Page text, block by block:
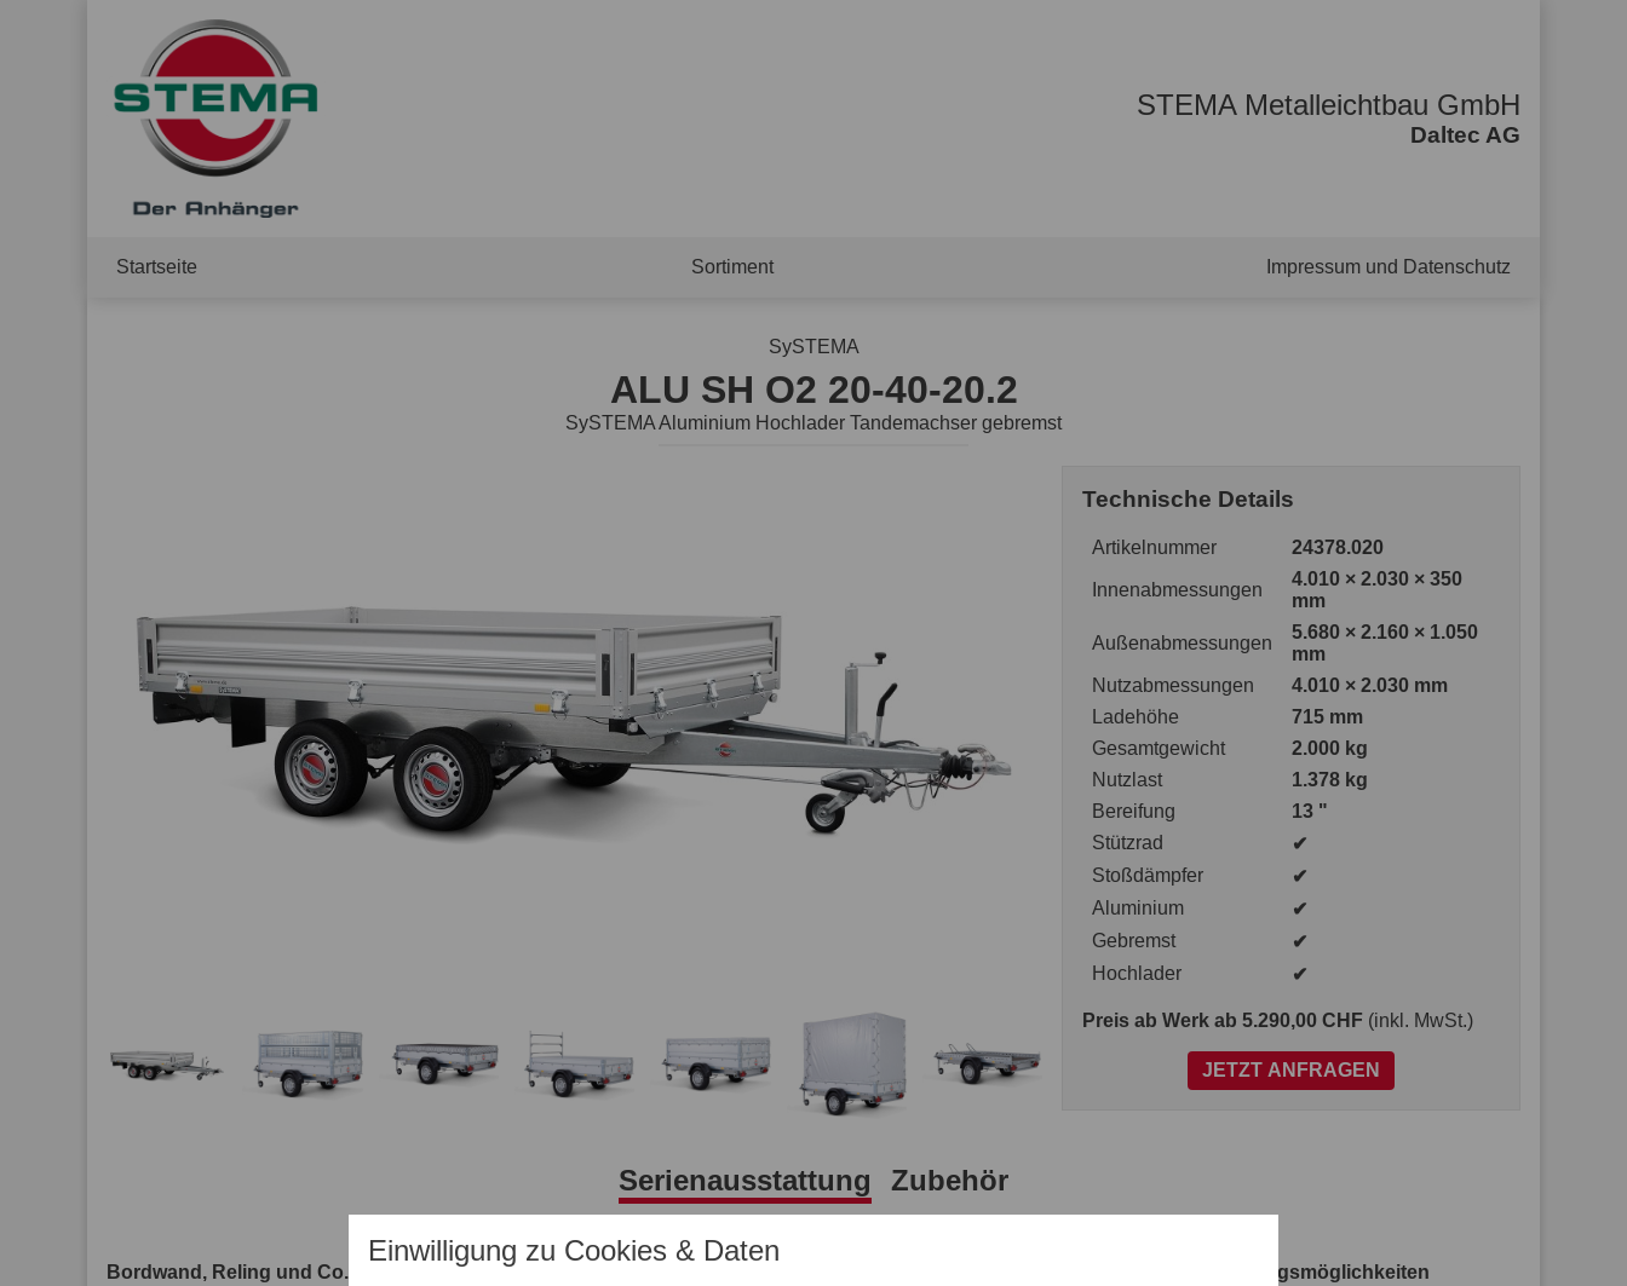
STEMA Metalleichtbau GmbH
Daltec AG
Startseite Sortiment Impressum und Datenschutz
SySTEMA
ALU SH O2 20-40-20.2
SySTEMA Aluminium Hochlader Tandemachser gebremst
Technische Details
Artikelnummer 24378.020
Innenabmessungen
4.010 × 2.030 × 350
mm
Außenabmessungen
5.680 × 2.160 × 1.050
mm
Nutzabmessungen
4.010 × 2.030 mm
Ladehöhe
715 mm
Gesamtgewicht
2.000 kg
Nutzlast
1.378 kg
Bereifung
13 "
Stützrad
✔
Stoßdämpfer
✔
Aluminium
✔
Gebremst
✔
Hochlader
✔
Preis ab Werk ab 5.290,00 CHF (inkl. MwSt.)
JETZT ANFRAGEN
Serienausstattung Zubehör
Bordwand, Reling und Co.
Verzurr- und Sicherungsmöglichkeiten
Einwilligung zu Cookies & Daten